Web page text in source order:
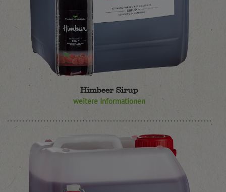
Himbeer Sirup
weitere Informationen